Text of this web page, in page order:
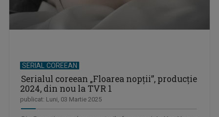
SERIAL COREEAN
Serialul coreean „Floarea nopţii”, producţie
2024, din nou la TVR 1
publicat: Luni, 03 Martie 2025